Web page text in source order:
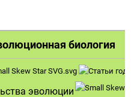
биология
эволюции